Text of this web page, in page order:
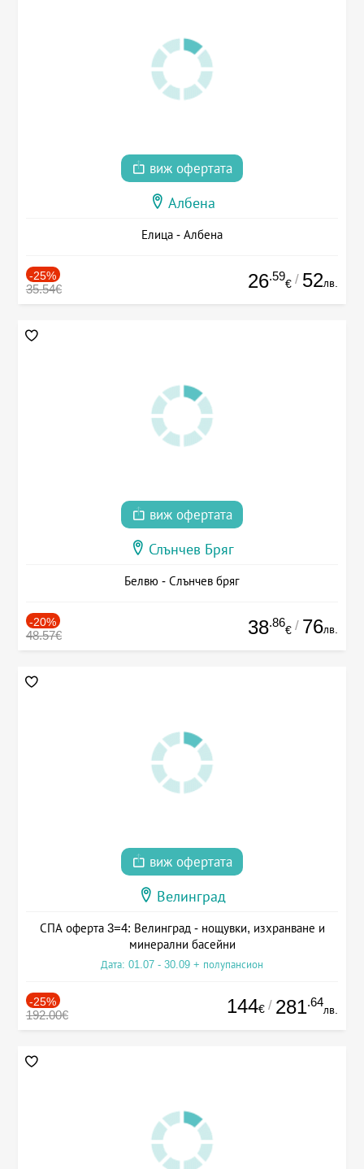
виж офертата
Албена
Елица - Албена
-25%
35.54€ 26.59
€ / 52лв.
виж офертата
Слънчев Бряг
Белвю - Слънчев бряг
-20%
48.57€ 38.86
€ / 76лв.
виж офертата
Велинград
СПА оферта 3=4: Велинград - нощувки, изхранване и
минерални басейни
Дата: 01.07 - 30.09 + полупансион
-25%
192.00€ 144€ / 281.64
лв.